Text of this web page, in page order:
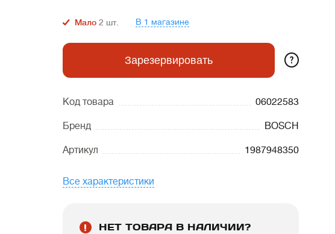
Мало 2 шт. В 1 магазине
Зарезервировать ?
Код товара 06022583
Бренд BOSCH
Артикул 1987948350
Все характеристики
НЕТ ТОВАРА В НАЛИЧИИ?